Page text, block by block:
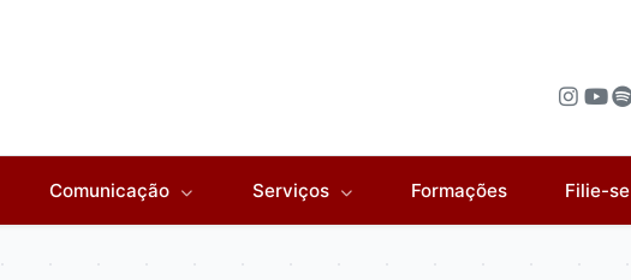
Comunicação Serviços Formações Filie-se